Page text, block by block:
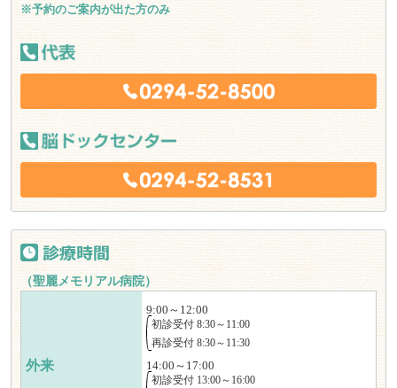
※予約のご案内が出た方のみ
（聖麗メモリアル病院）
外来
9:00～12:00
初診受付 8:30～11:00
再診受付 8:30～11:30
14:00～17:00
初診受付 13:00～16:00